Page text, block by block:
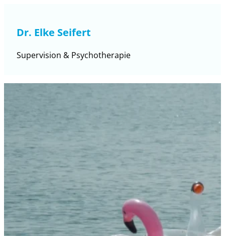
Dr. Elke Seifert
Supervision & Psychotherapie